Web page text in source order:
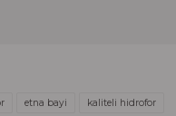
etna bayi kaliteli hidrofor